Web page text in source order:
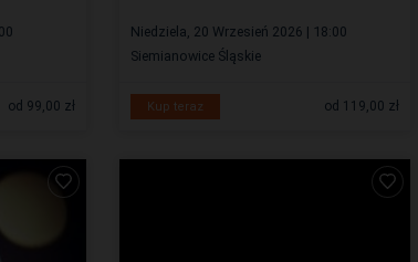
od 99,00 zł
Niedziela, 20 Wrzesień 2026 | 18:00
Siemianowice Śląskie
Kup teraz od 119,00 zł